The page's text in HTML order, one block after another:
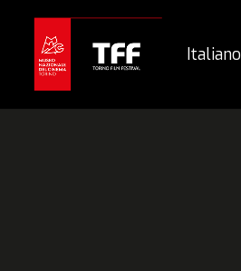
Italiano